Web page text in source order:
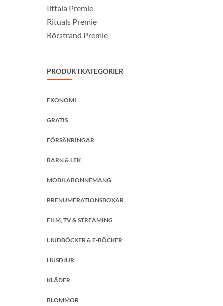
Iittala Premie
Rituals Premie
Rörstrand Premie
PRODUKTKATEGORIER
EKONOMI
GRATIS
FÖRSÄKRINGAR
BARN & LEK
MOBILABONNEMANG
PRENUMERATIONSBOXAR
FILM, TV & STREAMING
LJUDBÖCKER & E-BÖCKER
HUSDJUR
KLÄDER
BLOMMOR